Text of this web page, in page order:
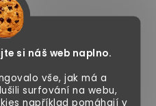
si náš web naplno.
vše, jak má a
surfování na webu,
například pomáhají v